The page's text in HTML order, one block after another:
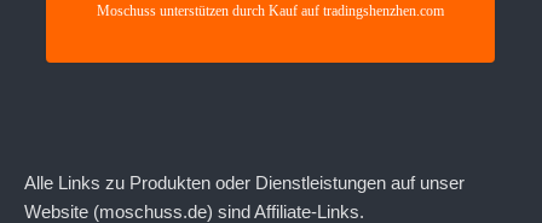
Moschuss unterstützen durch Kauf auf tradingshenzhen.com
Alle Links zu Produkten oder Dienstleistungen auf unser
Website (moschuss.de) sind Affiliate-Links.